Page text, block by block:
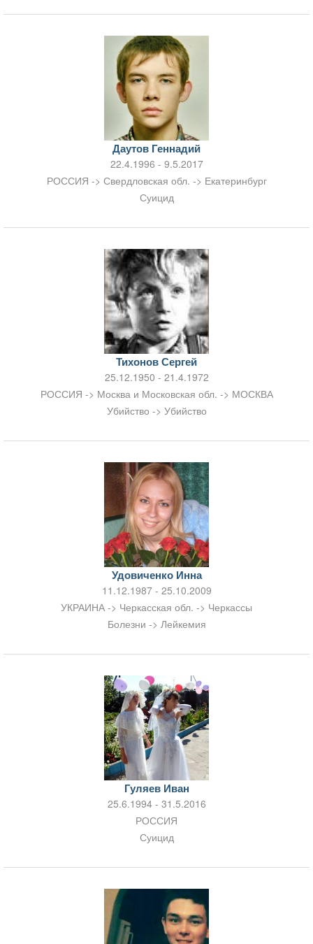
Даутов Геннадий
22.4.1996 - 9.5.2017
РОССИЯ -> Свердловская обл. -> Екатеринбург
Суицид
Тихонов Сергей
25.12.1950 - 21.4.1972
РОССИЯ -> Москва и Московская обл. -> МОСКВА
Убийство -> Убийство
Удовиченко Инна
11.12.1987 - 25.10.2009
УКРАИНА -> Черкасская обл. -> Черкассы
Болезни -> Лейкемия
Гуляев Иван
25.6.1994 - 31.5.2016
РОССИЯ
Суицид